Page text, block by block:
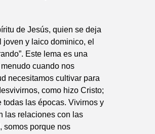
de Jesús, quien se deja
y laico dominico, el
Este lema es una
cuando nos
necesitamos cultivar para
como hizo Cristo;
todas las épocas. Vivirnos y
las relaciones con las
somos porque nos